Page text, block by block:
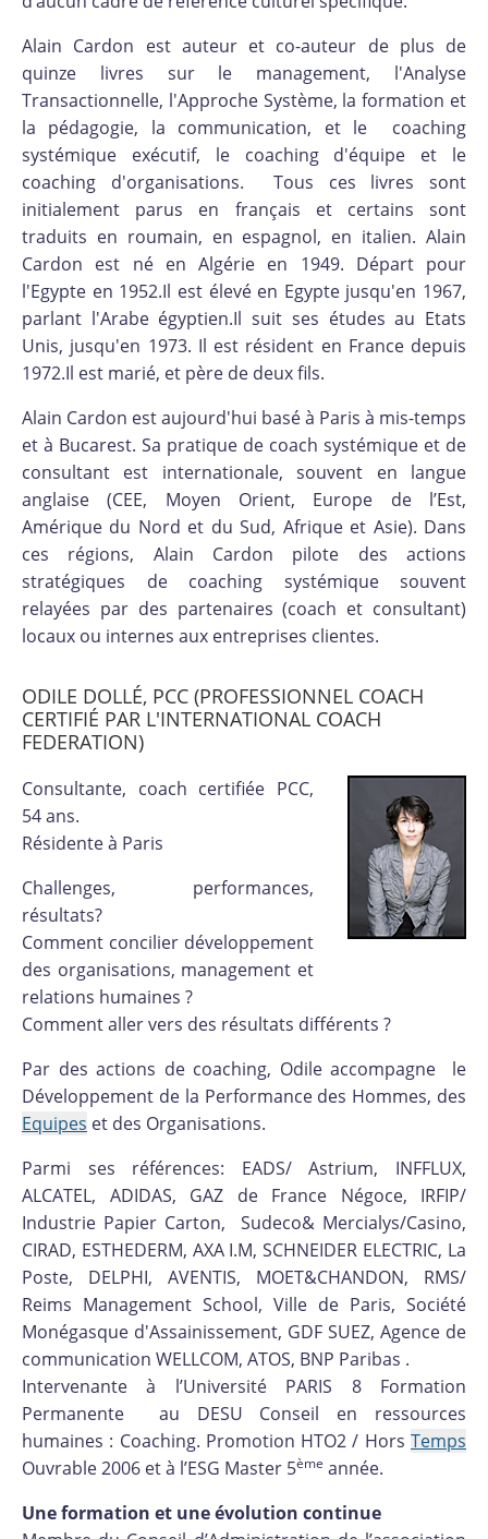
Alain Cardon est auteur et co-auteur de plus de
quinze livres sur le management, l'Analyse
Transactionnelle, l'Approche Système, la formation et
la pédagogie, la communication, et le coaching
systémique exécutif, le coaching d'équipe et le
coaching d'organisations. Tous ces livres sont
initialement parus en français et certains sont
traduits en roumain, en espagnol, en italien. Alain
Cardon est né en Algérie en 1949. Départ pour
l'Egypte en 1952.Il est élevé en Egypte jusqu'en 1967,
parlant l'Arabe égyptien.Il suit ses études au Etats
Unis, jusqu'en 1973. Il est résident en France depuis
1972.Il est marié, et père de deux fils.
Alain Cardon est aujourd'hui basé à Paris à mis-temps
et à Bucarest. Sa pratique de coach systémique et de
consultant est internationale, souvent en langue
anglaise (CEE, Moyen Orient, Europe de l’Est,
Amérique du Nord et du Sud, Afrique et Asie). Dans
ces régions, Alain Cardon pilote des actions
stratégiques de coaching systémique souvent
relayées par des partenaires (coach et consultant)
locaux ou internes aux entreprises clientes.
ODILE DOLLÉ, PCC (PROFESSIONNEL COACH
CERTIFIÉ PAR L'INTERNATIONAL COACH
FEDERATION)
Consultante, coach certifiée PCC,
54 ans.
Résidente à Paris
Challenges, performances,
résultats?
Comment concilier développement
des organisations, management et
relations humaines ?
Comment aller vers des résultats différents ?
Par des actions de coaching, Odile accompagne le
Développement de la Performance des Hommes, des
Equipes et des Organisations.
Parmi ses références: EADS/ Astrium, INFFLUX,
ALCATEL, ADIDAS, GAZ de France Négoce, IRFIP/
Industrie Papier Carton, Sudeco& Mercialys/Casino,
CIRAD, ESTHEDERM, AXA I.M, SCHNEIDER ELECTRIC, La
Poste, DELPHI, AVENTIS, MOET&CHANDON, RMS/
Reims Management School, Ville de Paris, Société
Monégasque d'Assainissement, GDF SUEZ, Agence de
communication WELLCOM, ATOS, BNP Paribas .
Intervenante à l’Université PARIS 8 Formation
Permanente au DESU Conseil en ressources
humaines : Coaching. Promotion HTO2 / Hors Temps
Ouvrable 2006 et à l’ESG Master 5ème année.
Une formation et une évolution continue